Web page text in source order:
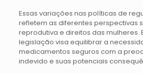
Essas variações nas políticas de
refletem as diferentes perspectivas
reprodutiva e direitos das mulheres.
legislação visa equilibrar a
medicamentos seguros com a
indevido e suas potenciais